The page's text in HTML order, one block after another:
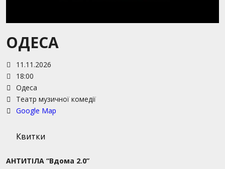
ОДЕСА
11.11.2026
18:00
Одеса
Театр музичної комедії
Google Map
Квитки
АНТИТІЛА “Вдома 2.0”